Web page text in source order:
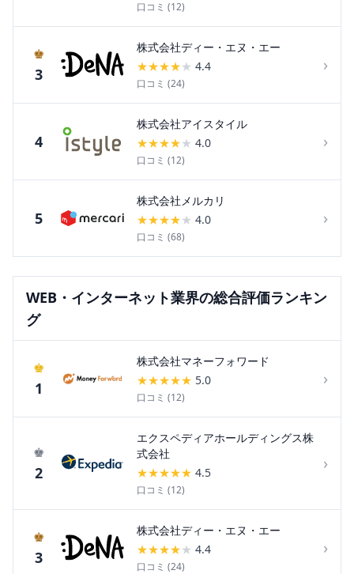
口コミ (12)
♚
3
株式会社ディー・エヌ・エー
★★★★★ 4.4
口コミ (24)
›
4
株式会社アイスタイル
★★★★★ 4.0
口コミ (12)
›
5
株式会社メルカリ
★★★★★ 4.0
口コミ (68)
›
WEB・インターネット業界の総合評価ランキン
グ
♚
1
株式会社マネーフォワード
★★★★★ 5.0
口コミ (12)
›
♚
2
エクスペディアホールディングス株
式会社
★★★★★ 4.5
口コミ (12)
›
♚
3
株式会社ディー・エヌ・エー
★★★★★ 4.4
口コミ (24)
›